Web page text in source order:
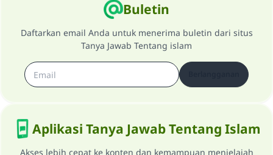
Buletin
Daftarkan email Anda untuk menerima buletin dari situs
Tanya Jawab Tentang islam
Aplikasi Tanya Jawab Tentang Islam
Akses lebih cepat ke konten dan kemampuan menjelajah